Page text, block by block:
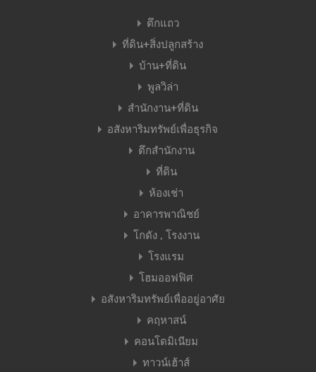
ตึกแถว
ที่ดิน+สิ่งปลูกสร้าง
บ้าน+ที่ดิน
พูลวิล่า
สำนักงาน+ที่ดิน
อสังหาริมทรัพย์เพื่อธุรกิจ
ตึกสำนักงาน
ที่ดิน
ห้องเช่า
อาคารพาณิชย์
โกดัง , โรงงาน
โรงแรม
โฮมออฟฟิศ
อสังหาริมทรัพย์เพื่ออยู่อาศัย
คฤหาสน์
คอนโดมิเนียม
ทาวน์เฮ้าส์